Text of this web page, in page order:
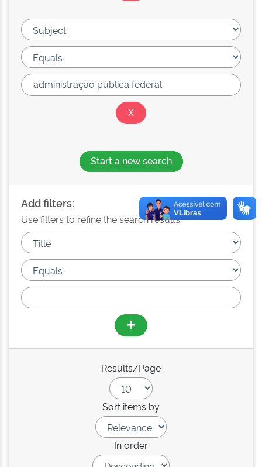
Start a new search
Add filters:
Use filters to refine the search results.
Results/Page
Sort items by
In order